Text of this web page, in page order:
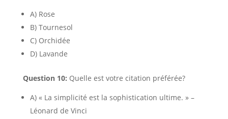
A) Rose
B) Tournesol
C) Orchidée
D) Lavande
Question 10: Quelle est votre citation préférée?
A) « La simplicité est la sophistication ultime. » –
Léonard de Vinci